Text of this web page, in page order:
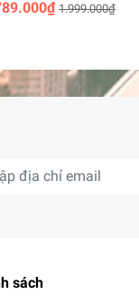
1.999.000₫
sách